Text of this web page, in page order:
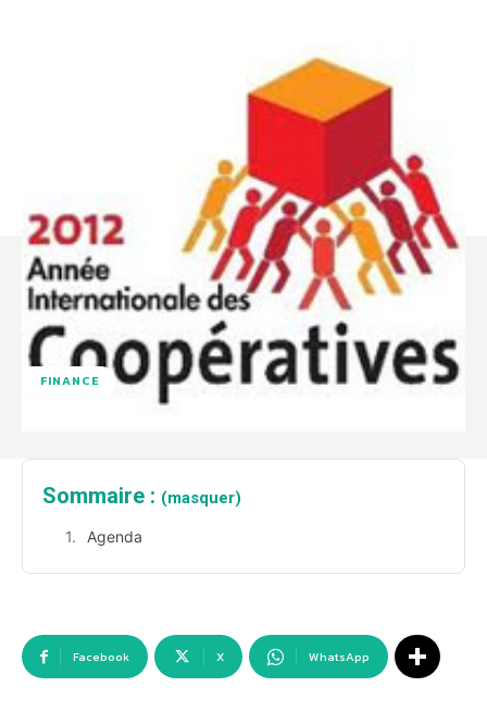
FINANCE
Sommaire : (masquer)
Agenda
Facebook X WhatsApp